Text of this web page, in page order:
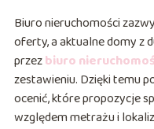
Biuro nieruchomości
oferty, a aktualne domy z
przezbiuro
zestawieniu. Dzięki temu
ocenić, które propozycje
względem metrażu i